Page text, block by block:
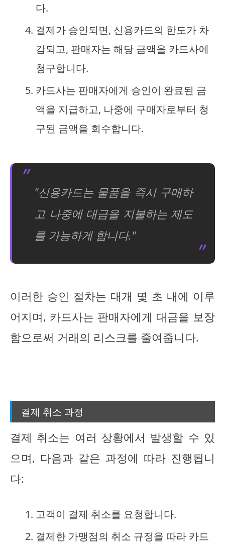
다.
결제가 승인되면, 신용카드의 한도가 차
감되고, 판매자는 해당 금액을 카드사에
청구합니다.
카드사는 판매자에게 승인이 완료된 금
액을 지급하고, 나중에 구매자로부터 청
구된 금액을 회수합니다.
"신용카드는 물품을 즉시 구매하
고 나중에 대금을 지불하는 제도
를 가능하게 합니다."
이러한 승인 절차는 대개 몇 초 내에 이루
어지며, 카드사는 판매자에게 대금을 보장
함으로써 거래의 리스크를 줄여줍니다.
결제 취소 과정
결제 취소는 여러 상황에서 발생할 수 있
으며, 다음과 같은 과정에 따라 진행됩니
다:
고객이 결제 취소를 요청합니다.
결제한 가맹점의 취소 규정을 따라 카드